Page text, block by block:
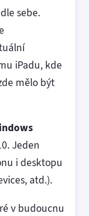
sebe.
iPadu, kde
mělo být
Jeden
i desktopu
atd.).
v budoucnu